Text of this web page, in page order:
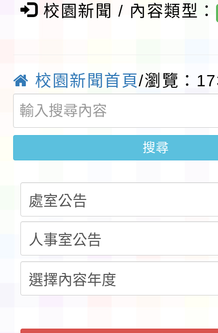
程安排一案
「桃園市補助參觀特色
026 ART TAIPEI臺北
會」之「藝術教育日」
本校115學年度第1學
第2次招考代課鐘點教
告(採1次公告分次招考)
115 年度兒童課後照顧
0 小時業訓練課程
轉知本市體育總會划船
「115年桃園市運動會
錦標賽」海洋艇及
域)，申請變更地點
「114-115年度
計畫」公費接種對象擴
115學年度迎新活動暨
會活動流程表
函轉桃園市童軍會辦理
童軍小隊長訓練營活動
校園新聞 / 內容類型：
校園新聞首頁/瀏覽：
搜尋